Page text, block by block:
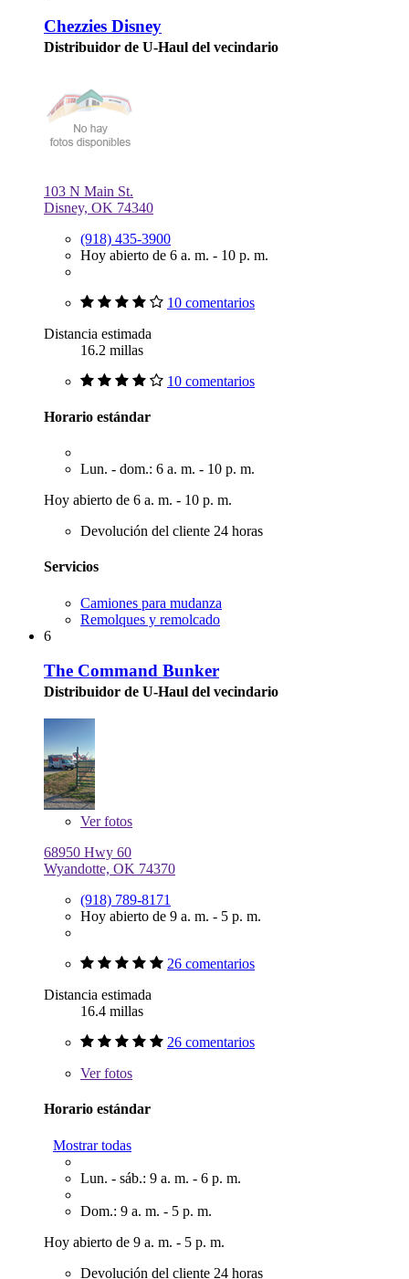
Chezzies Disney
Distribuidor de U-Haul del vecindario
103 N Main St.
Disney, OK 74340
(918) 435-3900
Hoy abierto de 6 a. m. - 10 p. m.
10 comentarios
Distancia estimada
16.2 millas
10 comentarios
Horario estándar
Lun. - dom.: 6 a. m. - 10 p. m.
Hoy abierto de 6 a. m. - 10 p. m.
Devolución del cliente 24 horas
Servicios
Camiones para mudanza
Remolques y remolcado
6
The Command Bunker
Distribuidor de U-Haul del vecindario
Verfotos
68950 Hwy 60
Wyandotte, OK 74370
(918) 789-8171
Hoy abierto de 9 a. m. - 5 p. m.
26 comentarios
Distancia estimada
16.4 millas
26 comentarios
Verfotos
Horario estándar
Mostrar todas
Lun. - sáb.: 9 a. m. - 6 p. m.
Dom.: 9 a. m. - 5 p. m.
Hoy abierto de 9 a. m. - 5 p. m.
Devolución del cliente 24 horas